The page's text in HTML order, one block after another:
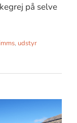
på selve
, udstyr